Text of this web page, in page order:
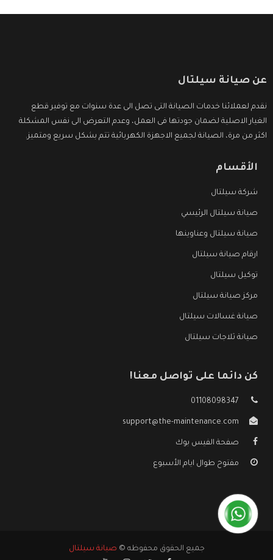
عن صيانة سيلتال
نقدم لعملائنا خدمات الصيانة التى تصل الى عدة سنوات مع توفير قطع
الغيار الاصلية لضمان جودتها فى العمل، وعدم التعرض الى نفس المشكلة
اكثر من مرة، الصيانة لجميع الاجهزة الكهربائية تتم بشكل سريع ومتميز.
الأقسام
شركة سيلتال
صيانة سيلتال الرئيسي
صيانة سيلتال وعناوينها
ارقام صيانة سيلتال
توكيل سيلتال
مركز صيانة سيلتال
صيانة غسالات سيلتال
صيانة ثلاجات سيلتال
كن دائما على تواصل معنا!
01108098347
support@the-maintenance.com
صفحة الفيس بوك
مفتوح طوال ايام الأسبوع
جميع الحقوق محفوظه © صيانة سيلتال